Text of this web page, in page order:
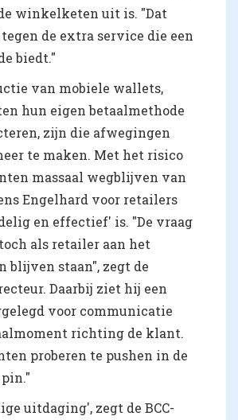
winkelketen uit is. "Dat
de extra service die een
biedt."
van mobiele wallets,
hun eigen betaalmethode
zijn die afwegingen
te maken. Met het risico
massaal wegblijven van
Engelhard voor retailers
en effectief' is. "De vraag
als retailer aan het
blijven staan", zegt de
Daarbij ziet hij een
voor communicatie
richting de klant.
proberen te pushen in de
uitdaging', zegt de BCC-